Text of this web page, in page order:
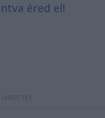
éred el!